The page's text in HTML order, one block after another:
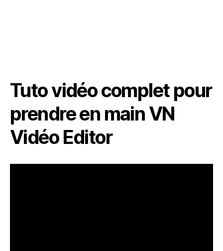
Tuto vidéo complet pour
prendre en main VN
Vidéo Editor